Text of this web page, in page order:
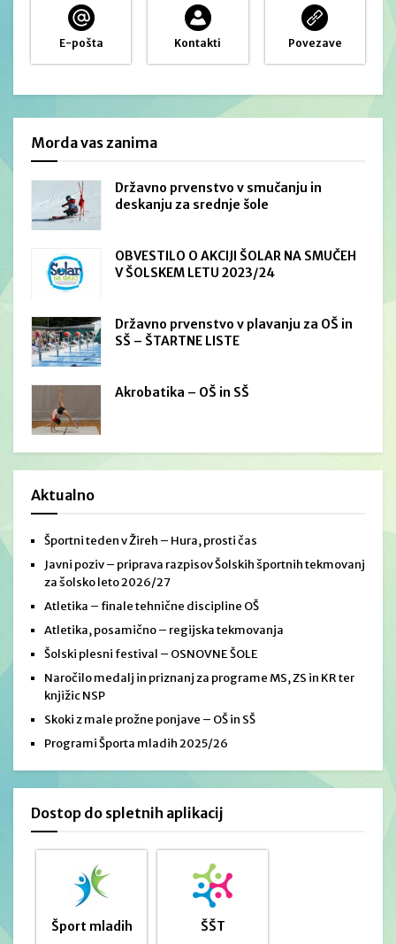
E-pošta Kontakti Povezave
Morda vas zanima
Državno prvenstvo v smučanju in
deskanju za srednje šole
OBVESTILO O AKCIJI ŠOLAR NA SMUČEH
V ŠOLSKEM LETU 2023/24
Državno prvenstvo v plavanju za OŠ in
SŠ – ŠTARTNE LISTE
Akrobatika – OŠ in SŠ
Aktualno
Športni teden v Žireh – Hura, prosti čas
Javni poziv – priprava razpisov Šolskih športnih tekmovanj
za šolsko leto 2026/27
Atletika – finale tehnične discipline OŠ
Atletika, posamično – regijska tekmovanja
Šolski plesni festival – OSNOVNE ŠOLE
Naročilo medalj in priznanj za programe MS, ZS in KR ter
knjižic NSP
Skoki z male prožne ponjave – OŠ in SŠ
Programi Športa mladih 2025/26
Dostop do spletnih aplikacij
Šport mladih ŠŠT